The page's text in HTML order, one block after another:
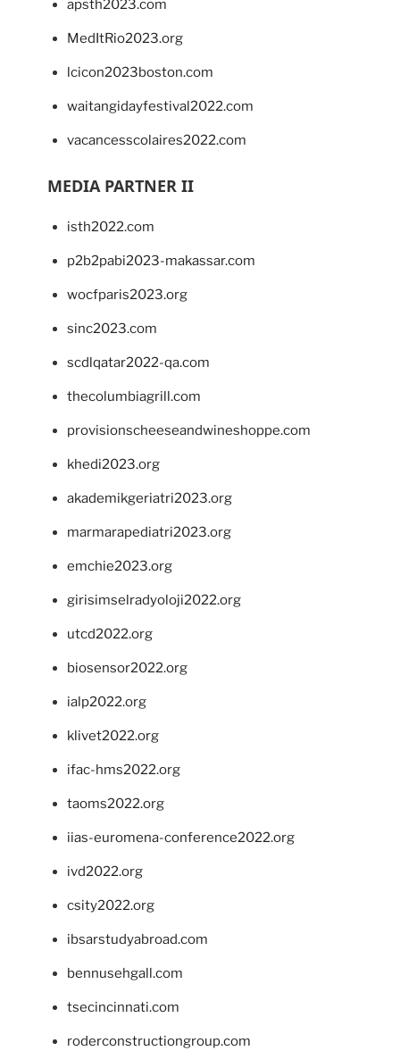
apsth2023.com
MedItRio2023.org
lcicon2023boston.com
waitangidayfestival2022.com
vacancesscolaires2022.com
MEDIA PARTNER II
isth2022.com
p2b2pabi2023-makassar.com
wocfparis2023.org
sinc2023.com
scdlqatar2022-qa.com
thecolumbiagrill.com
provisionscheeseandwineshoppe.com
khedi2023.org
akademikgeriatri2023.org
marmarapediatri2023.org
emchie2023.org
girisimselradyoloji2022.org
utcd2022.org
biosensor2022.org
ialp2022.org
klivet2022.org
ifac-hms2022.org
taoms2022.org
iias-euromena-conference2022.org
ivd2022.org
csity2022.org
ibsarstudyabroad.com
bennusehgall.com
tsecincinnati.com
roderconstructiongroup.com